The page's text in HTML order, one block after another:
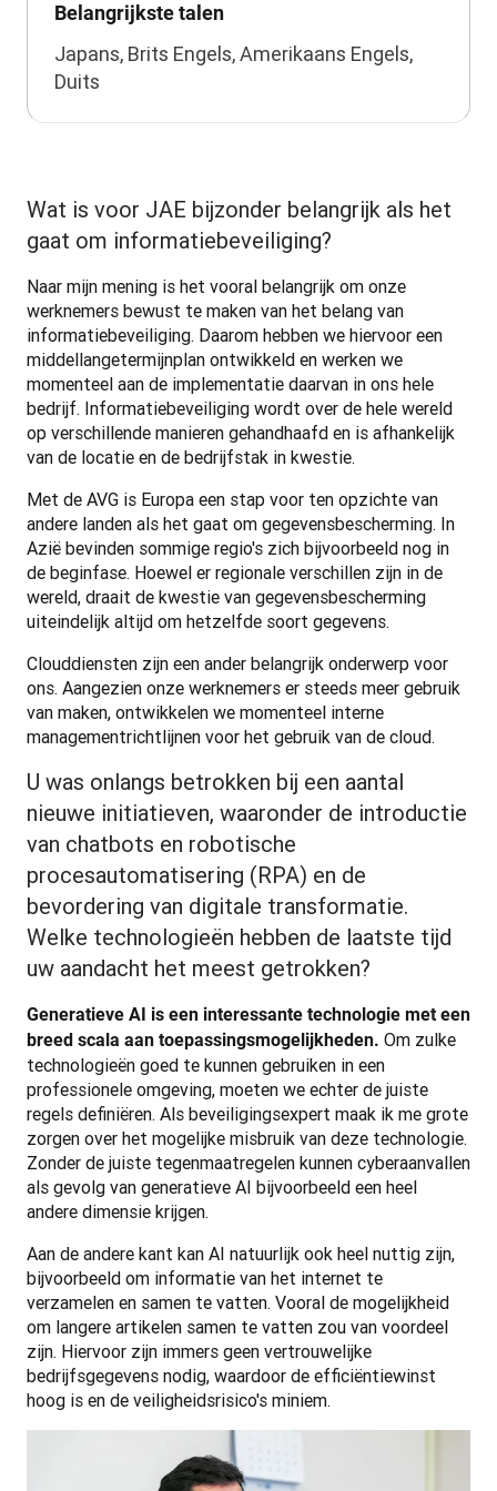
Belangrijkste talen
Japans, Brits Engels, Amerikaans Engels,
Duits
Wat is voor JAE bijzonder belangrijk als het
gaat om informatiebeveiliging?
Naar mijn mening is het vooral belangrijk om onze
werknemers bewust te maken van het belang van
informatiebeveiliging. Daarom hebben we hiervoor een
middellangetermijnplan ontwikkeld en werken we
momenteel aan de implementatie daarvan in ons hele
bedrijf. Informatiebeveiliging wordt over de hele wereld
op verschillende manieren gehandhaafd en is afhankelijk
van de locatie en de bedrijfstak in kwestie.
Met de AVG is Europa een stap voor ten opzichte van
andere landen als het gaat om gegevensbescherming. In
Azië bevinden sommige regio's zich bijvoorbeeld nog in
de beginfase. Hoewel er regionale verschillen zijn in de
wereld, draait de kwestie van gegevensbescherming
uiteindelijk altijd om hetzelfde soort gegevens.
Clouddiensten zijn een ander belangrijk onderwerp voor
ons. Aangezien onze werknemers er steeds meer gebruik
van maken, ontwikkelen we momenteel interne
managementrichtlijnen voor het gebruik van de cloud.
U was onlangs betrokken bij een aantal
nieuwe initiatieven, waaronder de introductie
van chatbots en robotische
procesautomatisering (RPA) en de
bevordering van digitale transformatie.
Welke technologieën hebben de laatste tijd
uw aandacht het meest getrokken?
Generatieve AI is een interessante technologie met een
breed scala aan toepassingsmogelijkheden. Om zulke
technologieën goed te kunnen gebruiken in een
professionele omgeving, moeten we echter de juiste
regels definiëren. Als beveiligingsexpert maak ik me grote
zorgen over het mogelijke misbruik van deze technologie.
Zonder de juiste tegenmaatregelen kunnen cyberaanvallen
als gevolg van generatieve AI bijvoorbeeld een heel
andere dimensie krijgen.
Aan de andere kant kan AI natuurlijk ook heel nuttig zijn,
bijvoorbeeld om informatie van het internet te
verzamelen en samen te vatten. Vooral de mogelijkheid
om langere artikelen samen te vatten zou van voordeel
zijn. Hiervoor zijn immers geen vertrouwelijke
bedrijfsgegevens nodig, waardoor de efficiëntiewinst
hoog is en de veiligheidsrisico's miniem.